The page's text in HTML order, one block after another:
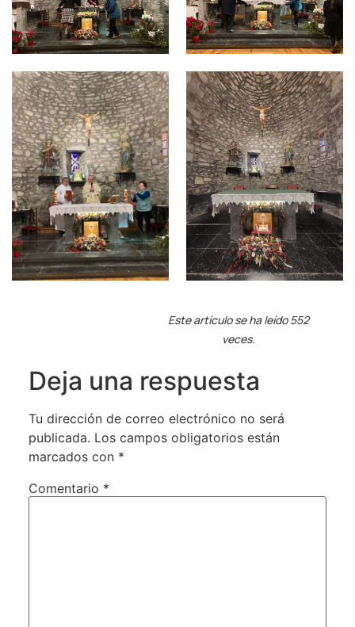
Este artículo se ha leído 552
veces.
Deja una respuesta
Tu dirección de correo electrónico no será
publicada. Los campos obligatorios están
marcados con *
Comentario *